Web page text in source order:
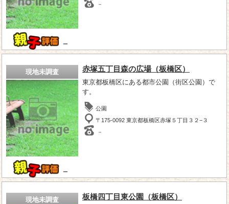
－
－
現地未調査
－
赤塚五丁目森の広場（板橋区）
東京都板橋区にある都市公園（街区公園）で
す。
公園
〒175-0092 東京都板橋区赤塚５丁目３２−３
－
現地未調査 板橋四丁目東公園（板橋区）